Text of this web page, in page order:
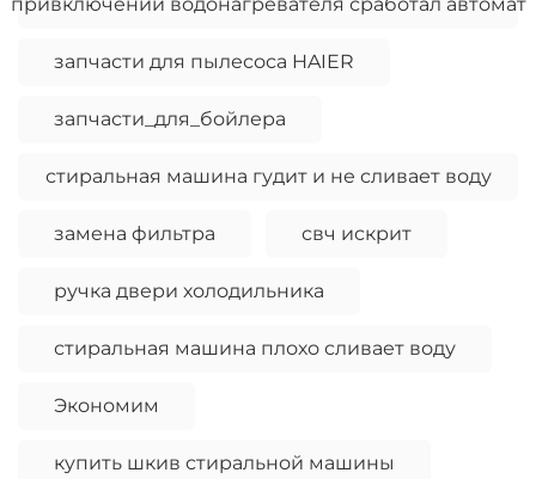
привключении водонагревателя сработал автомат
запчасти для пылесоса HAIER
запчасти_для_бойлера
стиральная машина гудит и не сливает воду
замена фильтра свч искрит
ручка двери холодильника
стиральная машина плохо сливает воду
Экономим
купить шкив стиральной машины